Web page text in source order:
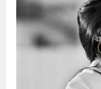
Instagram